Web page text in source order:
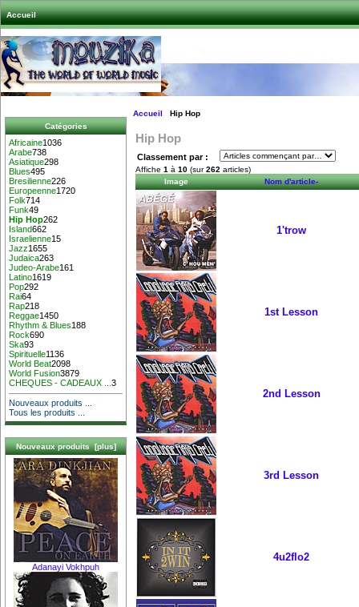
Accueil
Catégories
Africaine1036
Arabe738
Asiatique298
Blues495
Bresilienne226
Europeenne1720
Folk714
Funk49
Hip Hop262
Island662
Israelienne15
Jazz1655
Judaica263
Judeo-Arabe161
Latino1619
Pop292
Rai64
Rap218
Reggae1450
Rhythm & Blues188
Rock690
Ska93
Spirituelle1136
World Beat2098
World Fusion3879
CHEQUES - CADEAUX ...3
Nouveaux produits ...
Tous les produits ...
Nouveaux produits [plus]
Adanayi Vokhpuh
Accueil Hip Hop
Hip Hop
Classement par :
Affiche 1 à 10 (sur262 articles)
Image
Nom d'article-
1'trow
1st Lesson
2nd Lesson
3rd Lesson
4u2flo2